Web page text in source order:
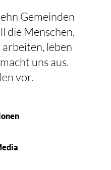
Gemeinden
die Menschen,
leben
uns aus.
vor.